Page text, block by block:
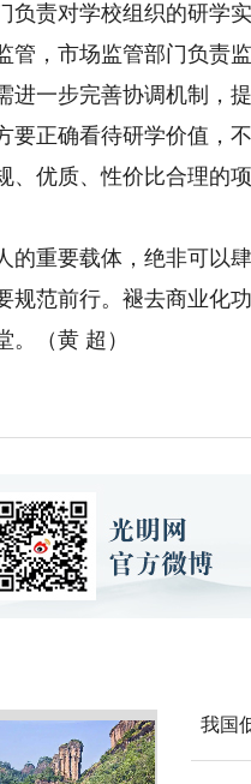
责对学校组织的研学实
管，市场监管部门负责
一步完善协调机制，提
正确看待研学价值，
、优质、性价比合理的
重要载体，绝非可以肆
规范前行。褪去商业化
（黄 超）
我国